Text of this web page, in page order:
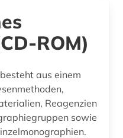
ROM)
aus einem
Reagenzien
sowie